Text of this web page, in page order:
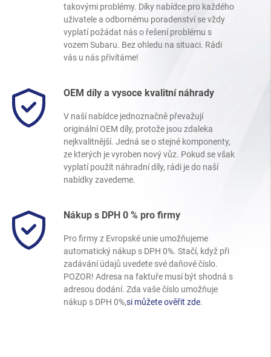
takovými problémy. Díky nabídce pro každého
uživatele a odbornému poradenství se vždy
vyplatí požádat nás o řešení problému s
vozem Subaru. Bez ohledu na situaci. Rádi
vás u nás přivítáme!
OEM díly a vysoce kvalitní náhrady
V naší nabídce jednoznačně převažují
originální OEM díly, protože jsou zdaleka
nejkvalitnější. Jedná se o stejné komponenty,
ze kterých je vyroben nový vůz. Pokud se však
vyplatí použít náhradní díly, rádi je do naší
nabídky zavedeme.
Nákup s DPH 0 % pro firmy
Pro firmy z Evropské unie umožňujeme
automatický nákup s DPH 0%. Stačí, když při
zadávání údajů uvedete své daňové číslo.
POZOR! Adresa na faktuře musí být shodná s
adresou dodání. Zda vaše číslo umožňuje
nákup s DPH 0%,si můžete ověřit zde.